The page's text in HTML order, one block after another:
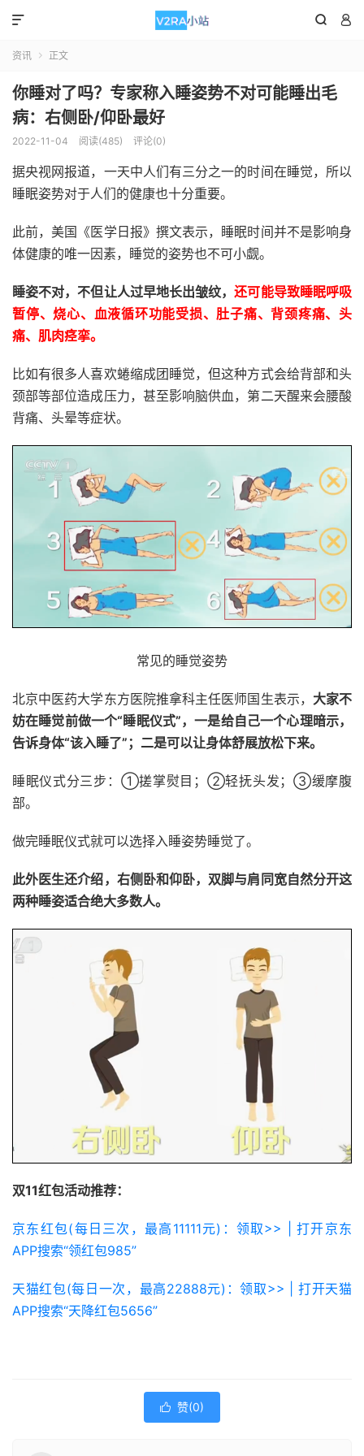
 

资讯  正文
你睡对了吗？专家称入睡姿势不对可能睡出毛
病：右侧卧/仰卧最好
2022-11-04 阅读(485) 评论(0)
据央视网报道，一天中人们有三分之一的时间在睡觉，所以
睡眠姿势对于人们的健康也十分重要。
此前，美国《医学日报》撰文表示，睡眠时间并不是影响身
体健康的唯一因素，睡觉的姿势也不可小觑。
睡姿不对，不但让人过早地长出皱纹，还可能导致睡眠呼吸
暂停、烧心、血液循环功能受损、肚子痛、背颈疼痛、头
痛、肌肉痉挛。
比如有很多人喜欢蜷缩成团睡觉，但这种方式会给背部和头
颈部等部位造成压力，甚至影响脑供血，第二天醒来会腰酸
背痛、头晕等症状。
常见的睡觉姿势
北京中医药大学东方医院推拿科主任医师国生表示， 大家不
妨在睡觉前做一个“睡眠仪式”，一是给自己一个心理暗示，
告诉身体“该入睡了”；二是可以让身体舒展放松下来。
睡眠仪式分三步：①搓掌熨目；②轻抚头发；③缓摩腹
部。
做完睡眠仪式就可以选择入睡姿势睡觉了。
此外医生还介绍，右侧卧和仰卧，双脚与肩同宽自然分开这
两种睡姿适合绝大多数人。
双11红包活动推荐：
京东红包(每日三次，最高11111元)：领取>> | 打开京东
APP搜索“领红包985”
天猫红包(每日一次，最高22888元)：领取>> | 打开天猫
APP搜索“天降红包5656”
 赞(0)